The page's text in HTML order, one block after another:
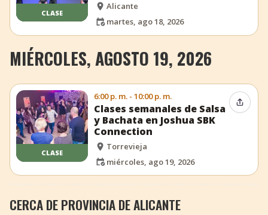
CLASE
Alicante
martes, ago 18, 2026
MIÉRCOLES, AGOSTO 19, 2026
CLASE
6:00 p. m. - 10:00 p. m.
Clases semanales de Salsa
y Bachata en Joshua SBK
Connection
Torrevieja
miércoles, ago 19, 2026
CERCA DE PROVINCIA DE ALICANTE